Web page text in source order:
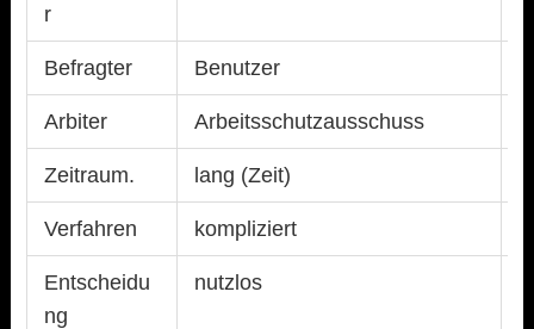
r
Befragter Benutzer
Arbiter Arbeitsschutzausschuss
Zeitraum. lang (Zeit)
Verfahren kompliziert
Entscheidu
ng
nutzlos